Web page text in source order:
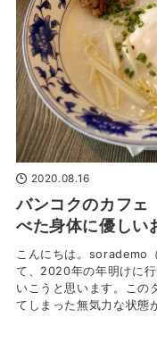
2020.08.16
バンコクのカフェ
べた身体に優しい
こんにちは。sorademo
て、2020年の年明けに
いこうと思います。この
てしまった無気力な状態